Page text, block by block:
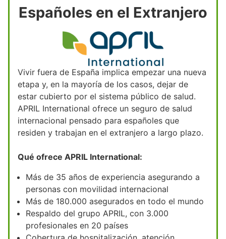
Españoles en el Extranjero
Vivir fuera de España implica empezar una nueva
etapa y, en la mayoría de los casos, dejar de
estar cubierto por el sistema público de salud.
APRIL International ofrece un seguro de salud
internacional pensado para españoles que
residen y trabajan en el extranjero a largo plazo.
Qué ofrece APRIL International:
Más de 35 años de experiencia asegurando a
personas con movilidad internacional
Más de 180.000 asegurados en todo el mundo
Respaldo del grupo APRIL, con 3.000
profesionales en 20 países